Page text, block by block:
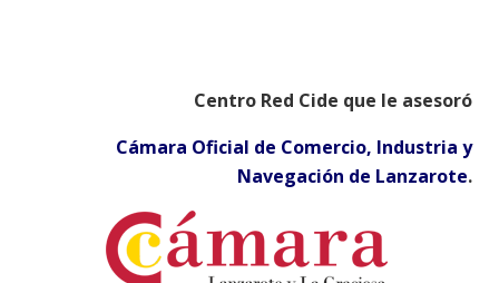
Centro Red Cide que le asesoró
Cámara Oficial de Comercio, Industria y
Navegación de Lanzarote.